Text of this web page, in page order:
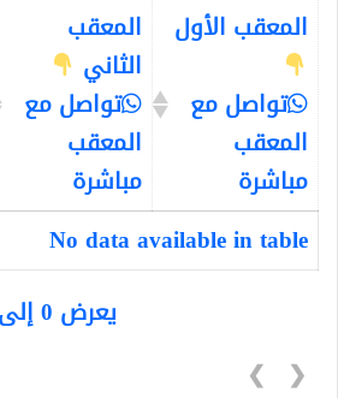
المعقب الأول
تواصل مع
المعقب
مباشرة
المعقب
الثاني
تواصل مع
المعقب
مباشرة
No data available in table
يعرض 0 إلى 0 من أصل 0 سجلّ
❮
❯